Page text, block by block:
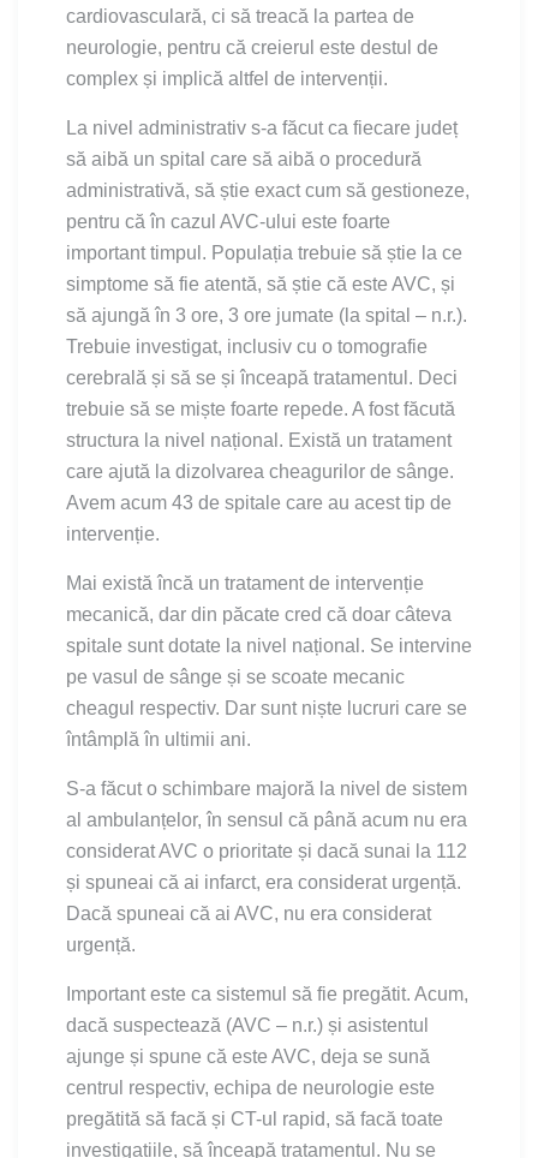
cardiovasculară, ci să treacă la partea de
neurologie, pentru că creierul este destul de
complex și implică altfel de intervenții.
La nivel administrativ s-a făcut ca fiecare județ
să aibă un spital care să aibă o procedură
administrativă, să știe exact cum să gestioneze,
pentru că în cazul AVC-ului este foarte
important timpul. Populația trebuie să știe la ce
simptome să fie atentă, să știe că este AVC, și
să ajungă în 3 ore, 3 ore jumate (la spital – n.r.).
Trebuie investigat, inclusiv cu o tomografie
cerebrală și să se și înceapă tratamentul. Deci
trebuie să se miște foarte repede. A fost făcută
structura la nivel național. Există un tratament
care ajută la dizolvarea cheagurilor de sânge.
Avem acum 43 de spitale care au acest tip de
intervenție.
Mai există încă un tratament de intervenție
mecanică, dar din păcate cred că doar câteva
spitale sunt dotate la nivel național. Se intervine
pe vasul de sânge și se scoate mecanic
cheagul respectiv. Dar sunt niște lucruri care se
întâmplă în ultimii ani.
S-a făcut o schimbare majoră la nivel de sistem
al ambulanțelor, în sensul că până acum nu era
considerat AVC o prioritate și dacă sunai la 112
și spuneai că ai infarct, era considerat urgență.
Dacă spuneai că ai AVC, nu era considerat
urgență.
Important este ca sistemul să fie pregătit. Acum,
dacă suspectează (AVC – n.r.) și asistentul
ajunge și spune că este AVC, deja se sună
centrul respectiv, echipa de neurologie este
pregătită să facă și CT-ul rapid, să facă toate
investigațiile, să înceapă tratamentul. Nu se